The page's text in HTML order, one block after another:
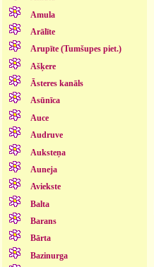
Amula
Arālīte
Arupīte (Tumšupes piet.)
Ašķere
Āsteres kanāls
Asūnīca
Auce
Audruve
Auksteņa
Auneja
Aviekste
Balta
Barans
Bārta
Bazinurga